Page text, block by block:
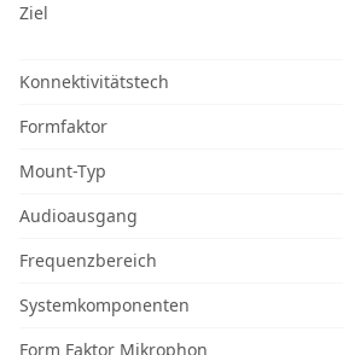
Ziel
Konnektivitätstech
Formfaktor
Mount-Typ
Audioausgang
Frequenzbereich
Systemkomponenten
Form Faktor Mikrophon